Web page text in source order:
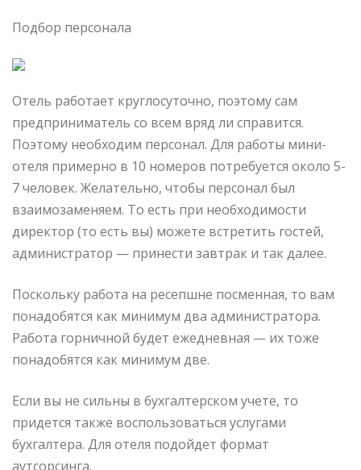
Подбор персонала
Отель работает круглосуточно, поэтому сам
предприниматель со всем вряд ли справится.
Поэтому необходим персонал. Для работы мини-
отеля примерно в 10 номеров потребуется около 5-
7 человек. Желательно, чтобы персонал был
взаимозаменяем. То есть при необходимости
директор (то есть вы) можете встретить гостей,
администратор — принести завтрак и так далее.
Поскольку работа на ресепшне посменная, то вам
понадобятся как минимум два администратора.
Работа горничной будет ежедневная — их тоже
понадобятся как минимум две.
Если вы не сильны в бухгалтерском учете, то
придется также воспользоваться услугами
бухгалтера. Для отеля подойдет формат
аутсорсинга.